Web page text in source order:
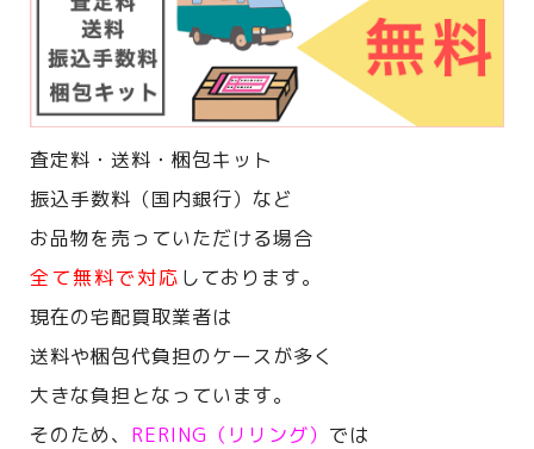
査定料・送料・梱包キット
振込手数料（国内銀行）など
お品物を売っていただける場合
全て無料で対応 しております。
現在の宅配買取業者は
送料や梱包代負担のケースが多く
大きな負担となっています。
そのため、 RERING（リリング） では